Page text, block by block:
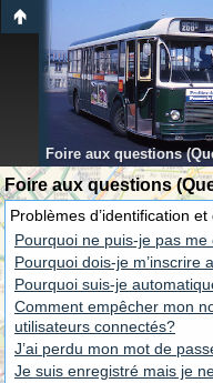
Foire aux questions
Foire aux questions
Problèmes d’identification et
Pourquoi ne puis-je pas me
Pourquoi dois-je m’inscrire
Pourquoi suis-je
Comment empêcher mon
utilisateurs connectés?
J’ai perdu mon mot de
Je suis enregistré mais je